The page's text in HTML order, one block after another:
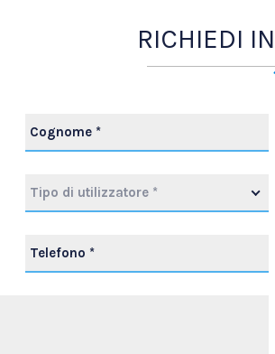
RICHIEDI
Tipo di utilizzatore *